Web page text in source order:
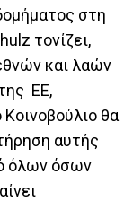
στη
τονίζει,
και λαών
ΕΕ,
θα
αυτής
όλων όσων